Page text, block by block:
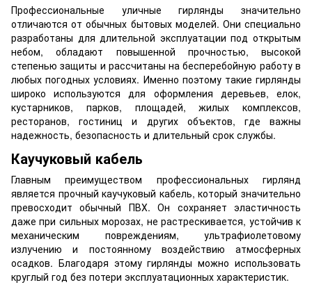
Профессиональные уличные гирлянды значительно
отличаются от обычных бытовых моделей. Они специально
разработаны для длительной эксплуатации под открытым
небом, обладают повышенной прочностью, высокой
степенью защиты и рассчитаны на бесперебойную работу в
любых погодных условиях. Именно поэтому такие гирлянды
широко используются для оформления деревьев, елок,
кустарников, парков, площадей, жилых комплексов,
ресторанов, гостиниц и других объектов, где важны
надежность, безопасность и длительный срок службы.
Каучуковый кабель
Главным преимуществом профессиональных гирлянд
является прочный каучуковый кабель, который значительно
превосходит обычный ПВХ. Он сохраняет эластичность
даже при сильных морозах, не растрескивается, устойчив к
механическим повреждениям, ультрафиолетовому
излучению и постоянному воздействию атмосферных
осадков. Благодаря этому гирлянды можно использовать
круглый год без потери эксплуатационных характеристик.